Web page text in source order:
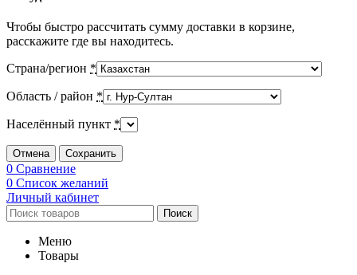
Чтобы быстро рассчитать сумму доставки в корзине,
расскажите где вы находитесь.
Страна/регион *
Область / район *
Населённый пункт *
Отмена Сохранить
0 Сравнение
0 Список желаний
Личный кабинет
Поиск
Меню
Товары